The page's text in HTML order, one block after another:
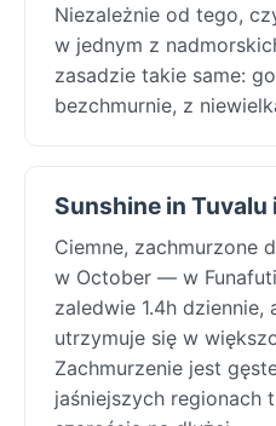
Niezależnie od tego,
w jednym z
zasadzie takie same:
bezchmurnie, z
Sunshine in
Ciemne, zachmurzone
w October — w Funafuti
zaledwie 1.4h
utrzymuje się w
Zachmurzenie jest
jaśniejszych regionach